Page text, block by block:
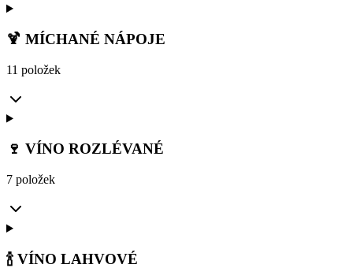
🍹 MÍCHANÉ NÁPOJE
11 položek
🍷 VÍNO ROZLÉVANÉ
7 položek
🍾 VÍNO LAHVOVÉ